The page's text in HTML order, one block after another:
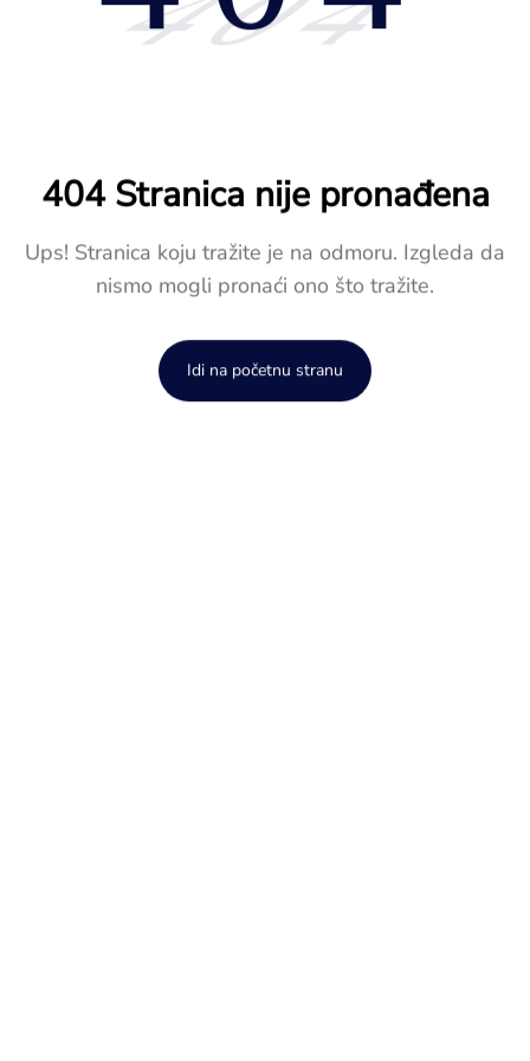
404 Stranica nije pronađena
Ups! Stranica koju tražite je na odmoru. Izgleda da
nismo mogli pronaći ono što tražite.
Idi na početnu stranu